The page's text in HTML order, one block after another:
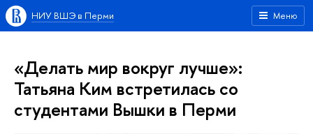
Меню
НИУ ВШЭ в Перми
«Делать мир вокруг лучше»:
Татьяна Ким встретилась со
студентами Вышки в Перми